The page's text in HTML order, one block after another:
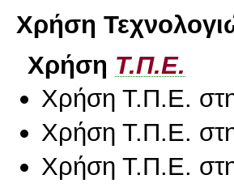
Χρήση
Χρήση Τ.Π.Ε.
Χρήση Τ.Π.Ε.
Χρήση Τ.Π.Ε.
Χρήση Τ.Π.Ε.